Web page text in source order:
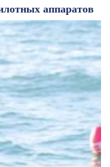
аппаратов